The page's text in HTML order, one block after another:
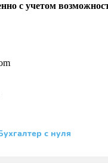
с учетом
с нуля